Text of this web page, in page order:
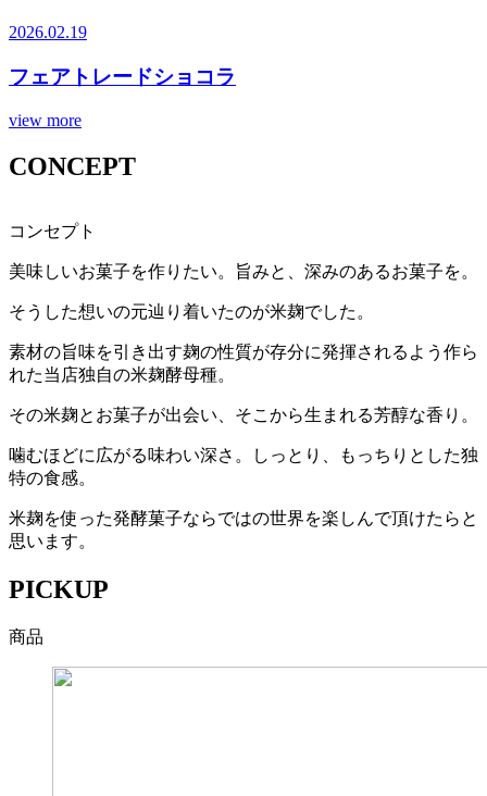
2026.02.19
フェアトレードショコラ
view more
CONCEPT
コ ンセプト
美味しいお菓子を作りたい。旨みと、深みのあるお菓子を。
そうした想いの元辿り着いたのが米麹でした。
素材の旨味を引き出す麹の性質が存分に発揮されるよう作ら
れた当店独自の米麹酵母種。
その米麹とお菓子が出会い、そこから生まれる芳醇な香り。
噛むほどに広がる味わい深さ。しっとり、もっちりとした独
特の食感。
米麹を使った発酵菓子ならではの世界を楽しんで頂けたらと
思います。
PICKUP
商品